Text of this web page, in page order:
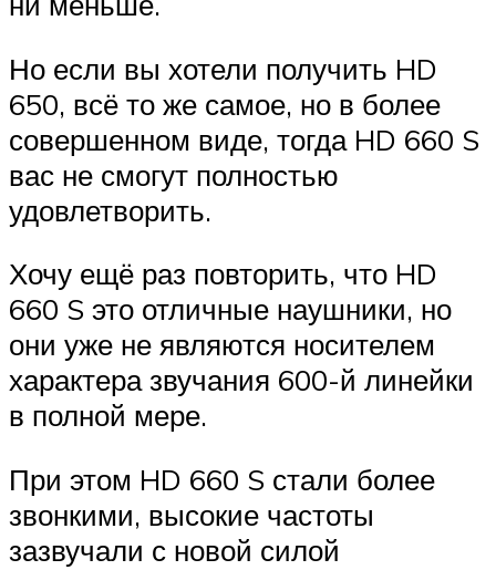
Но если вы хотели получить HD
650, всё то же самое, но в более
совершенном виде, тогда HD 660 S
вас не смогут полностью
удовлетворить.
Хочу ещё раз повторить, что HD
660 S это отличные наушники, но
они уже не являются носителем
характера звучания 600-й линейки
в полной мере.
При этом HD 660 S стали более
звонкими, высокие частоты
зазвучали с новой силой